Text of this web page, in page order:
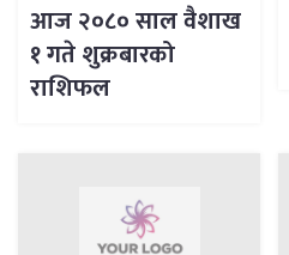
आज २०८० साल वैशाख
१ गते शुक्रबारको
राशिफल